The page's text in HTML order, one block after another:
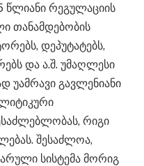
წლიანი რეგულაციის
თანამდებობის
დეპუტატებს,
და ა.შ. უმაღლესი
უამრავი გავლენიანი
რიგი
შესაძლოა,
სისტემა მორიგ